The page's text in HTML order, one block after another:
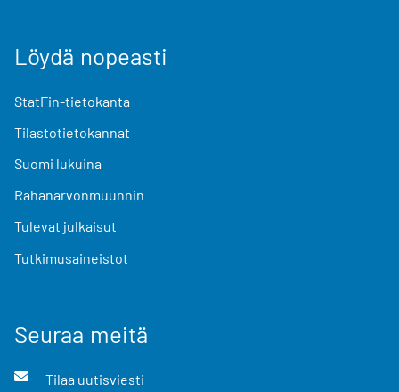
Löydä nopeasti
StatFin-tietokanta
Tilastotietokannat
Suomi lukuina
Rahanarvonmuunnin
Tulevat julkaisut
Tutkimusaineistot
Seuraa meitä
Tilaa uutisviesti